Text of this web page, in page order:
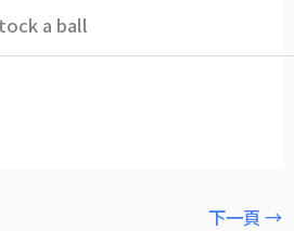
a ball
下一頁→